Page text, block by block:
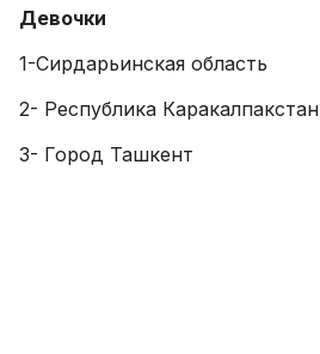
Девочки
1-Сирдарьинская область
2- Республика Каракалпакстан
3- Город Ташкент